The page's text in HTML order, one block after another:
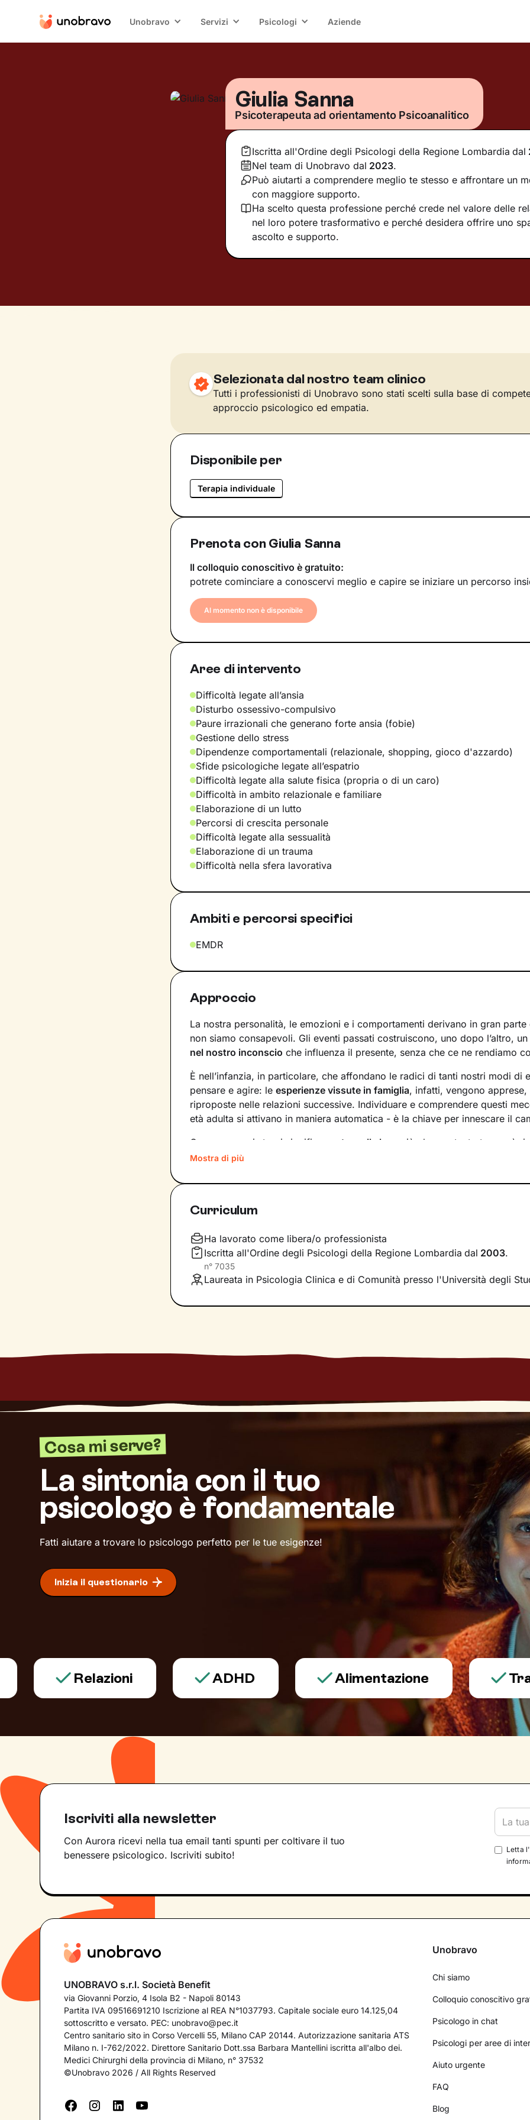
Unobravo Servizi Psicologi Aziende
Giulia Sanna
Psicoterapeuta ad orientamento Psicoanalitico
Iscritta all'Ordine degli Psicologi della Regione Lombardia dal
Nel team di Unobravo dal 2023.
Può aiutarti a comprendere meglio te stesso e affrontare un
con maggiore supporto.
Ha scelto questa professione perché crede nel valore delle
nel loro potere trasformativo e perché desidera offrire uno
ascolto e supporto.
Selezionata dal nostro team clinico
Tutti i professionisti di Unobravo sono stati scelti sulla base di
approccio psicologico ed empatia.
Disponibile per
Terapia individuale
Prenota con Giulia Sanna
Il colloquio conoscitivo è gratuito:
potrete cominciare a conoscervi meglio e capire se iniziare un percorso
Al momento non è disponibile
Aree di intervento
Difficoltà legate all’ansia
Disturbo ossessivo-compulsivo
Paure irrazionali che generano forte ansia (fobie)
Gestione dello stress
Dipendenze comportamentali (relazionale, shopping, gioco d'azzardo)
Sfide psicologiche legate all’espatrio
Difficoltà legate alla salute fisica (propria o di un caro)
Difficoltà in ambito relazionale e familiare
Elaborazione di un lutto
Percorsi di crescita personale
Difficoltà legate alla sessualità
Elaborazione di un trauma
Difficoltà nella sfera lavorativa
Ambiti e percorsi specifici
EMDR
Approccio
La nostra personalità, le emozioni e i comportamenti derivano in gran
non siamo consapevoli. Gli eventi passati costruiscono, uno dopo l’altro, un
nel nostro inconscio che influenza il presente, senza che ce ne rendiamo
È nell’infanzia, in particolare, che affondano le radici di tanti nostri modi di
pensare e agire: le esperienze vissute in famiglia, infatti, vengono
riproposte nelle relazioni successive. Individuare e comprendere questi
età adulta si attivano in maniera automatica - è la chiave per innescare il
Conoscere noi stessi significa
portare alla luce
ciò che per tanto tempo è
quinte: raggiungere questo tipo di consapevolezza è il primo passo
aiutandoti a far
definiscono ma di cui non sei ancora pienamente cosciente.
Questo ti consentirà di riscoprire alcune tue qualità che erano rimaste in
individuare risorse interiori che ti permetteranno di esprimerti con modalità
Mostra di più
Curriculum
Ha lavorato come libera/o professionista
Iscritta all'Ordine degli Psicologi della Regione Lombardia dal 2003.
n° 7035
Laureata in Psicologia Clinica e di Comunità presso l'Università degli
Cosa mi serve?
La sintonia con il tuo
psicologo è fondamentale
Fatti aiutare a trovare lo psicologo perfetto per le tue esigenze!
Inizia il questionario
Relazioni ADHD Alimentazione
Iscriviti alla newsletter
Con Aurora ricevi nella tua email tanti spunti per coltivare il tuo
benessere psicologico. Iscriviti subito!
Letta l'
UNOBRAVO s.r.l. Società Benefit
via Giovanni Porzio, 4 Isola B2 - Napoli 80143
Partita IVA 09516691210 Iscrizione al REA N°1037793. Capitale sociale euro 14.125,04
sottoscritto e versato. PEC: unobravo@pec.it
Centro sanitario sito in Corso Vercelli 55, Milano CAP 20144. Autorizzazione sanitaria ATS
Milano n. I-762/2022. Direttore Sanitario Dott.ssa Barbara Mantellini iscritta all'albo dei.
Medici Chirurghi della provincia di Milano, n° 37532
©Unobravo 2026 / All Rights Reserved
Unobravo
Chi siamo
Colloquio conoscitivo
Psicologo in chat
Psicologi per aree di
Aiuto urgente
FAQ
Blog